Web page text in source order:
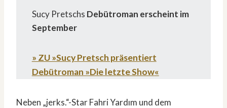
Sucy Pretschs Debütroman erscheint im
September
» ZU »Sucy Pretsch präsentiert
Debütroman »Die letzte Show«
Neben „jerks.“-Star Fahri Yardım und dem